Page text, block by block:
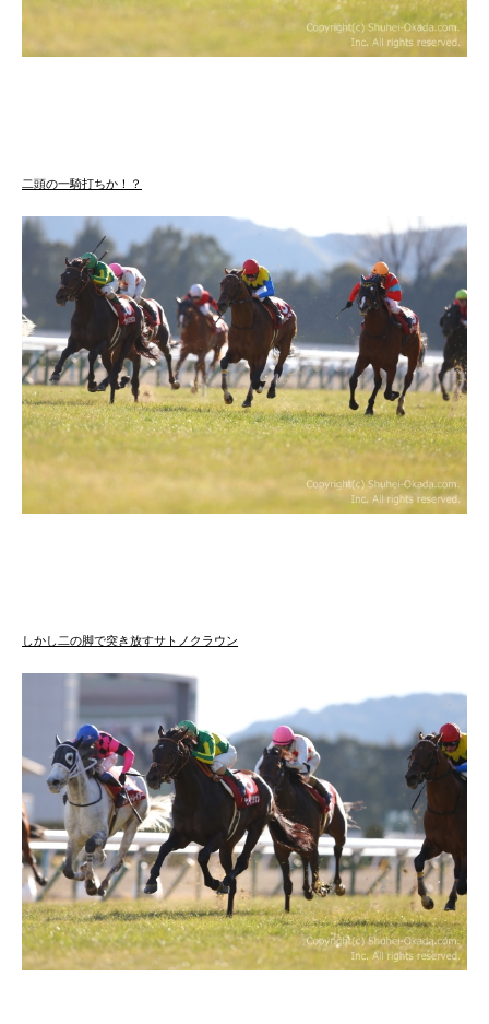
二頭の一騎打ちか！？
しかし二の脚で突き放すサトノクラウン